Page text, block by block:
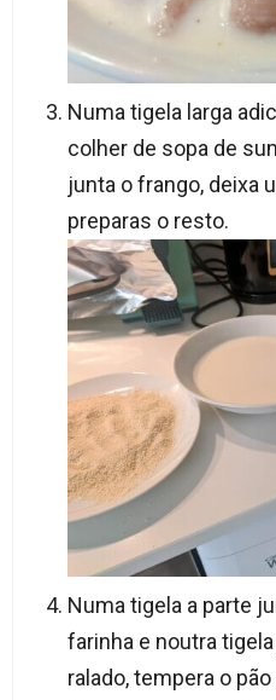
Numa tigela larga
colher de sopa de
junta o frango, deixa
preparas o resto.
Numa tigela a parte
farinha e noutra
ralado, tempera o